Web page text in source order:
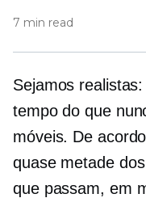
7 min read
Sejamos
tempo do que
móveis. De
quase metade
que passam, em